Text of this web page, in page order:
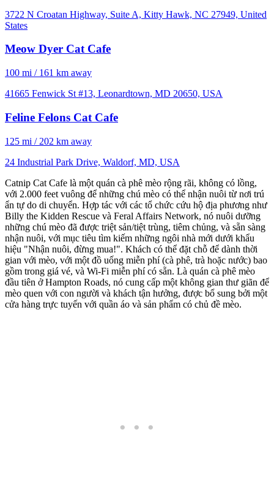
3722 N Croatan Highway, Suite A, Kitty Hawk, NC 27949, United
States
Meow Dyer Cat Cafe
100 mi / 161 km away
41665 Fenwick St #13, Leonardtown, MD 20650, USA
Feline Felons Cat Cafe
125 mi / 202 km away
24 Industrial Park Drive, Waldorf, MD, USA
Catnip Cat Cafe là một quán cà phê mèo rộng rãi, không có lồng,
với 2.000 feet vuông để những chú mèo có thể nhận nuôi từ nơi trú
ẩn tự do di chuyển. Hợp tác với các tổ chức cứu hộ địa phương như
Billy the Kidden Rescue và Feral Affairs Network, nó nuôi dưỡng
những chú mèo đã được triệt sản/tiệt trùng, tiêm chủng, và sẵn sàng
nhận nuôi, với mục tiêu tìm kiếm những ngôi nhà mới dưới khẩu
hiệu "Nhận nuôi, đừng mua!". Khách có thể đặt chỗ để dành thời
gian với mèo, với một đồ uống miễn phí (cà phê, trà hoặc nước) bao
gồm trong giá vé, và Wi-Fi miễn phí có sẵn. Là quán cà phê mèo
đầu tiên ở Hampton Roads, nó cung cấp một không gian thư giãn để
mèo quen với con người và khách tận hưởng, được bổ sung bởi một
cửa hàng trực tuyến với quần áo và sản phẩm có chủ đề mèo.